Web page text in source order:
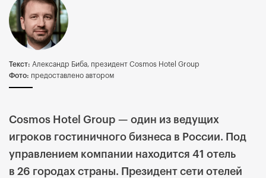
Текст: Александр Биба, президент Cosmos Hotel Group
Фото: предоставлено автором
Cosmos Hotel Group — один из ведущих
игроков гостиничного бизнеса в России. Под
управлением компании находится 41 отель
в 26 городах страны. Президент сети отелей